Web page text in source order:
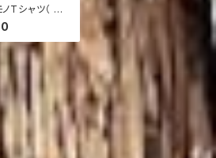
Tシャツ（ DO
TRASH
ヨーテブラウ